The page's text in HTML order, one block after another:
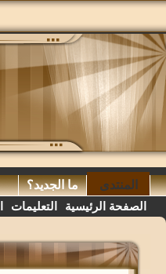
المنتدى
الصفحة الرئيسية التعليمات
ما الجديد؟